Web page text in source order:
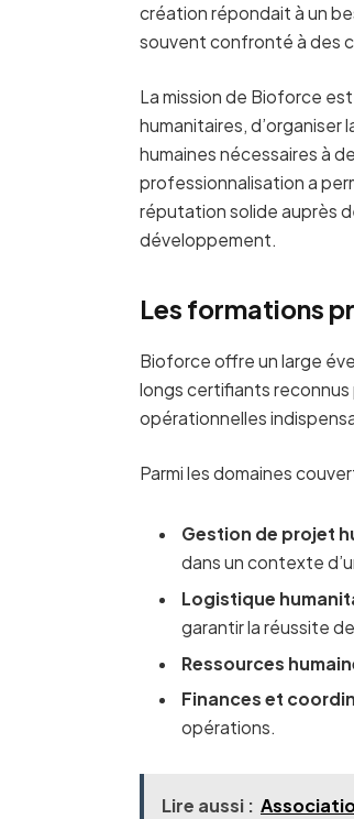
création répondait à un
souvent confronté à des
La mission de Bioforce
humanitaires, d’organiser
humaines nécessaires à
professionnalisation a
réputation solide auprès
développement.
Les formations
Bioforce offre un large
longs certifiants
opérationnelles
Parmi les domaines
Gestion de projet
dans un contexte
Logistique
garantir la réussite
Ressources
Finances et
opérations.
Lire aussi :